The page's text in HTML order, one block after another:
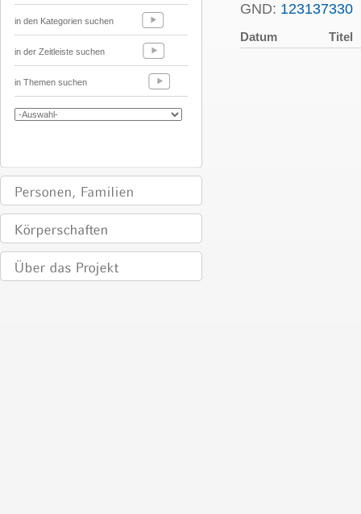
in den Kategorien suchen
in der Zeitleiste suchen
in Themen suchen
GND: 123137330
Datum Titel